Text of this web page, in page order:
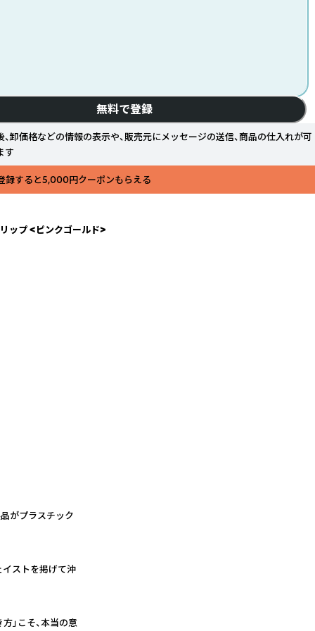
無料で登録
、卸価格などの情報の表示や、販売元にメッセージの送信、商品の仕入れが可
す
登録すると5,000円クーポンもらえる
ップ <ピンクゴールド>
がプラスチック
イストを掲げて沖
」こそ、本当の意